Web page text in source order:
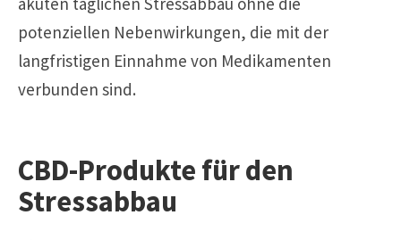
potenziellen Nebenwirkungen, die mit der
langfristigen Einnahme von Medikamenten
verbunden sind.
CBD-Produkte für den
Stressabbau